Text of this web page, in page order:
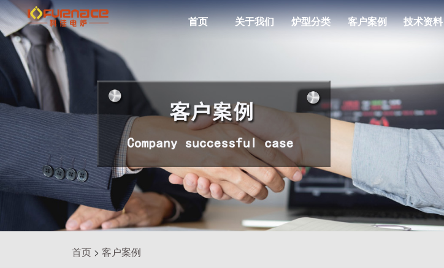
首页 关于我们 炉型分类 客户案例 技术资料
首页 > 客户案例
真
炉
式
炉
气
氛
炉
箱
式
炉
CVD
PECVD
真
空
钎
焊
炉
真
炉
真
空
热
处
理
炉
工
业
型
真
空
炉